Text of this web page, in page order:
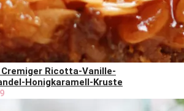
Cremiger Ricotta-Vanille-
Honigkaramell-Kruste